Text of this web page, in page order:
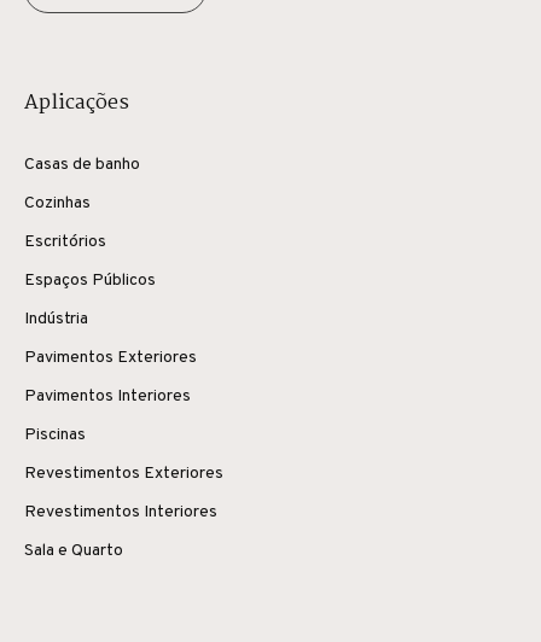
Aplicações
Casas de banho
Cozinhas
Escritórios
Espaços Públicos
Indústria
Pavimentos Exteriores
Pavimentos Interiores
Piscinas
Revestimentos Exteriores
Revestimentos Interiores
Sala e Quarto